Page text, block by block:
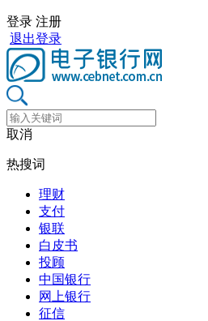
登录 注册
退出登录
取消
热搜词
理财
支付
银联
白皮书
投顾
中国银行
网上银行
征信